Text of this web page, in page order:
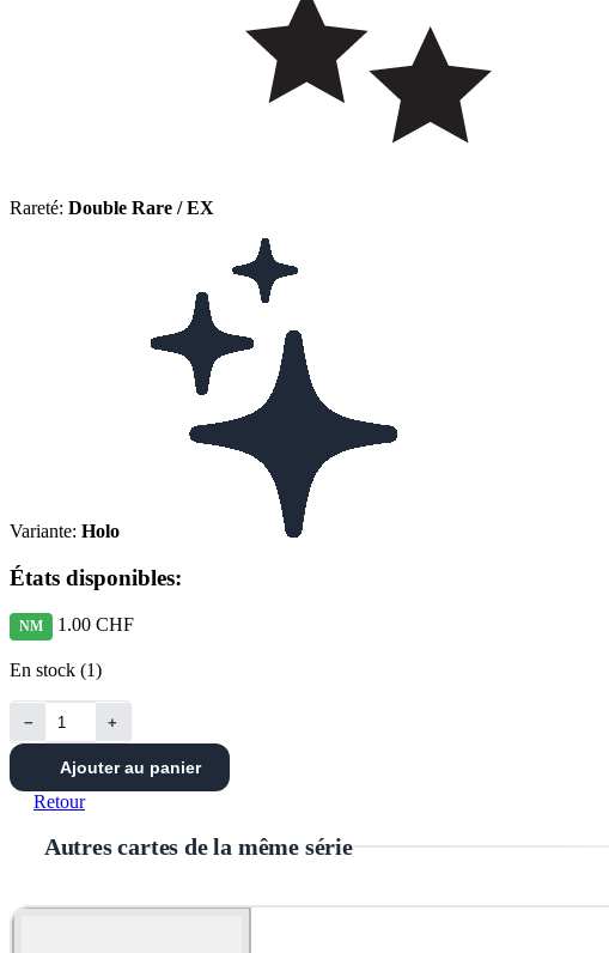
Rareté: Double Rare / EX
Variante: Holo
États disponibles:
NM 1.00 CHF
En stock (1)
− +
Ajouter au panier
Retour
Autres cartes de la même série